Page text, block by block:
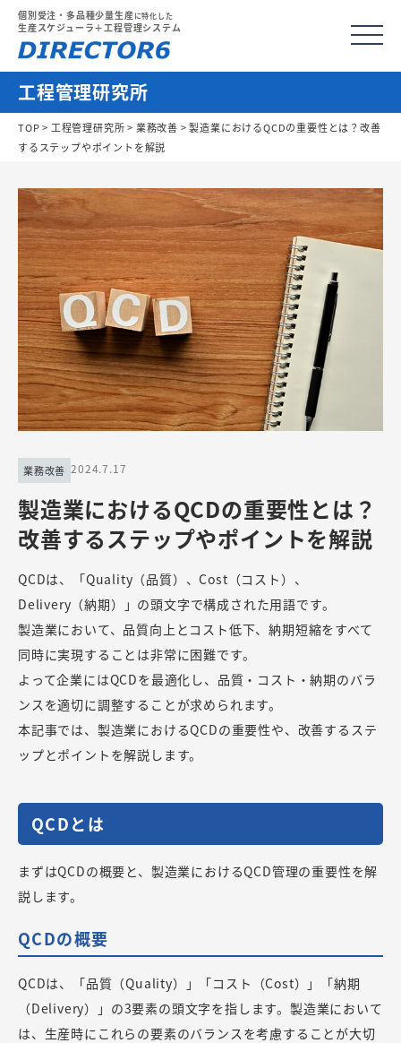
個別受注・多品種少量生産に特化した
生産スケジューラ＋工程管理システム
工程管理研究所
TOP> 工程管理研究所> 業務改善 > 製造業におけるQCDの重要性とは？改善
するステップやポイントを解説
業務改善 2024.7.17
製造業におけるQCDの重要性とは？
改善するステップやポイントを解説
QCDは、「Quality（品質）、Cost（コスト）、
Delivery（納期）」の頭文字で構成された用語です。
製造業において、品質向上とコスト低下、納期短縮をすべて
同時に実現することは非常に困難です。
よって企業にはQCDを最適化し、品質・コスト・納期のバラ
ンスを適切に調整することが求められます。
本記事では、製造業におけるQCDの重要性や、改善するステ
ップとポイントを解説します。
QCDとは
まずはQCDの概要と、製造業におけるQCD管理の重要性を解
説します。
QCDの概要
QCDは、「品質（Quality）」「コスト（Cost）」「納期
（Delivery）」の3要素の頭文字を指します。製造業において
は、生産時にこれらの要素のバランスを考慮することが大切